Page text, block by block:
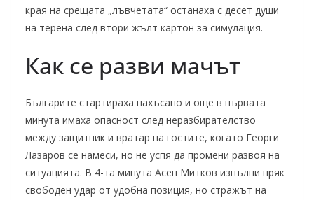
края на срещата „лъвчетата“ останаха с десет души
на терена след втори жълт картон за симулация.
Как се разви мачът
Българите стартираха нахъсано и още в първата
минута имаха опасност след неразбирателство
между защитник и вратар на гостите, когато Георги
Лазаров се намеси, но не успя да промени развоя на
ситуацията. В 4-та минута Асен Митков изпълни пряк
свободен удар от удобна позиция, но стражът на